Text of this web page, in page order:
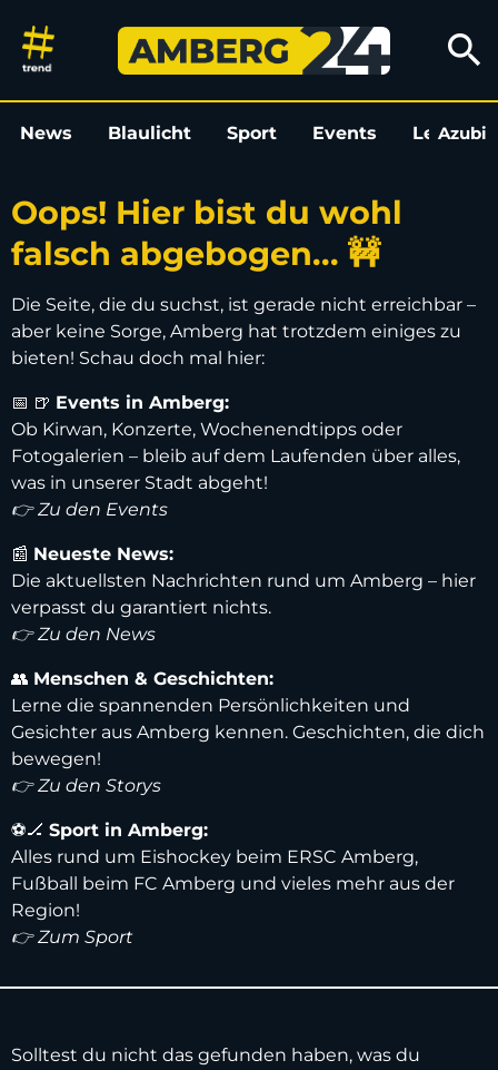
Oops! Hier bist du wohl falsch
search
News Blaulicht Sport Events LeoAzubi
Oops! Hier bist du wohl
falsch abgebogen... 🚧
Die Seite, die du suchst, ist gerade nicht erreichbar –
aber keine Sorge, Amberg hat trotzdem einiges zu
bieten! Schau doch mal hier:
📅 🍺 Events in Amberg:
Ob Kirwan, Konzerte, Wochenendtipps oder
Fotogalerien – bleib auf dem Laufenden über alles,
was in unserer Stadt abgeht!
👉 Zu den Events
📰 Neueste News:
Die aktuellsten Nachrichten rund um Amberg – hier
verpasst du garantiert nichts.
👉 Zu den News
👥 Menschen & Geschichten:
Lerne die spannenden Persönlichkeiten und
Gesichter aus Amberg kennen. Geschichten, die dich
bewegen!
👉 Zu den Storys
⚽️🏒 Sport in Amberg:
Alles rund um Eishockey beim ERSC Amberg,
Fußball beim FC Amberg und vieles mehr aus der
Region!
👉 Zum Sport
Solltest du nicht das gefunden haben, was du